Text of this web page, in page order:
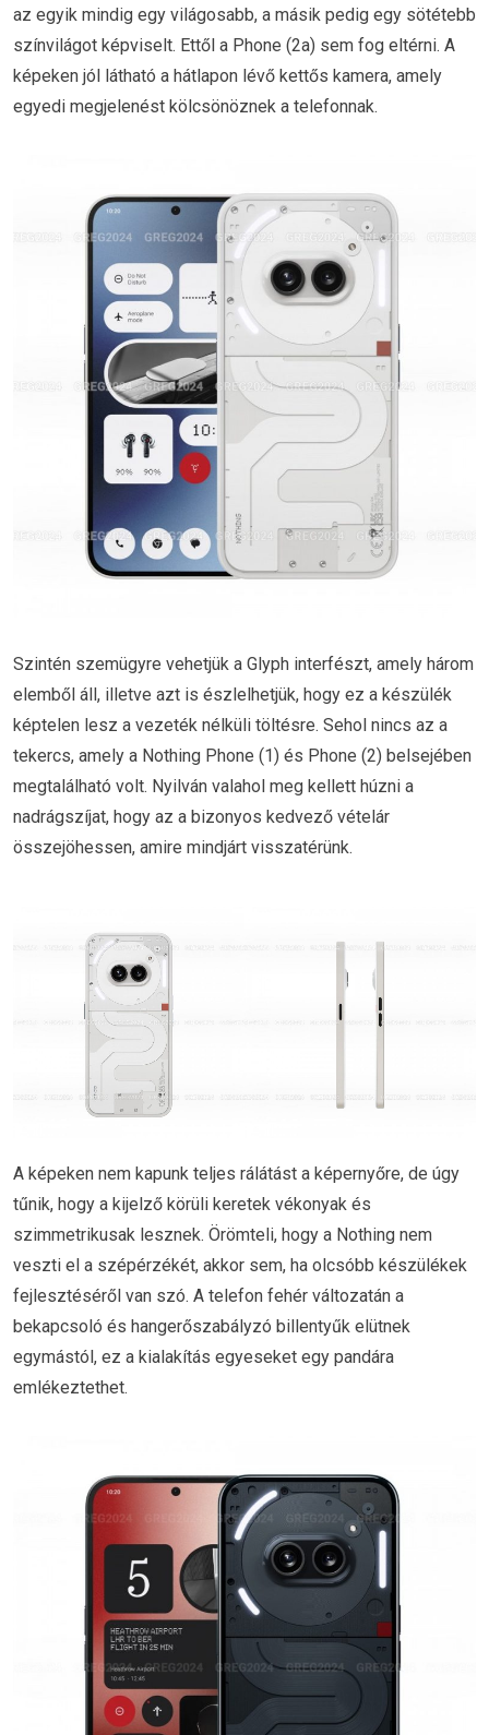
az egyik mindig egy világosabb, a másik pedig egy sötétebb
színvilágot képviselt. Ettől a Phone (2a) sem fog eltérni. A
képeken jól látható a hátlapon lévő kettős kamera, amely
egyedi megjelenést kölcsönöznek a telefonnak.
Szintén szemügyre vehetjük a Glyph interfészt, amely három
elemből áll, illetve azt is észlelhetjük, hogy ez a készülék
képtelen lesz a vezeték nélküli töltésre. Sehol nincs az a
tekercs, amely a Nothing Phone (1) és Phone (2) belsejében
megtalálható volt. Nyilván valahol meg kellett húzni a
nadrágszíjat, hogy az a bizonyos kedvező vételár
összejöhessen, amire mindjárt visszatérünk.
A képeken nem kapunk teljes rálátást a képernyőre, de úgy
tűnik, hogy a kijelző körüli keretek vékonyak és
szimmetrikusak lesznek. Örömteli, hogy a Nothing nem
veszti el a szépérzékét, akkor sem, ha olcsóbb készülékek
fejlesztéséről van szó. A telefon fehér változatán a
bekapcsoló és hangerőszabályzó billentyűk elütnek
egymástól, ez a kialakítás egyeseket egy pandára
emlékeztethet.